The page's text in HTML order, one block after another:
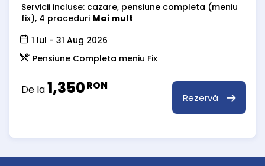
Servicii incluse: cazare, pensiune completa (meniu
fix), 4 proceduri Mai mult
1 Iul - 31 Aug 2026
Pensiune Completa meniu Fix
De la1,350RON
Rezervă